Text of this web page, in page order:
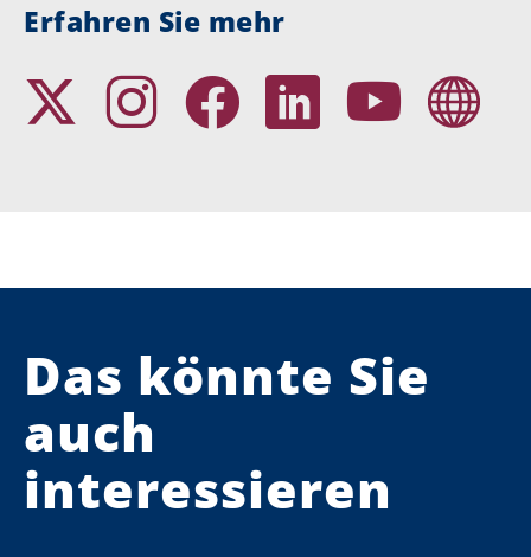
Erfahren Sie mehr
Das könnte Sie
auch
interessieren